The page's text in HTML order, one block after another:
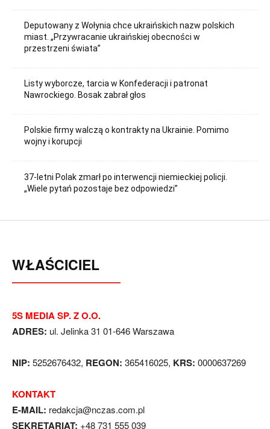
Deputowany z Wołynia chce ukraińskich nazw polskich
miast. „Przywracanie ukraińskiej obecności w
przestrzeni świata”
Listy wyborcze, tarcia w Konfederacji i patronat
Nawrockiego. Bosak zabrał głos
Polskie firmy walczą o kontrakty na Ukrainie. Pomimo
wojny i korupcji
37-letni Polak zmarł po interwencji niemieckiej policji.
„Wiele pytań pozostaje bez odpowiedzi”
WŁAŚCICIEL
5S MEDIA SP. Z O.O.
ADRES: ul. Jelinka 31 01-646 Warszawa
NIP: 5252676432, REGON: 365416025, KRS: 0000637269
KONTAKT
E-MAIL: redakcja@nczas.com.pl
SEKRETARIAT: +48 731 555 039